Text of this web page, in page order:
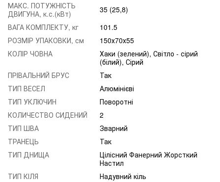
МАКС. ПОТУЖНІСТЬ
ДВИГУНА, к.с.(кВт)
35 (25,8)
ВАГА КОМПЛЕКТУ, кг
101.5
РОЗМІР УПАКОВКИ, см
150х70х55
КОЛІР ЧОВНА
Хаки (зелений), Світло - сірий
(білий), Сірий
ПРІВАЛЬНИЙ БРУС
Так
ТИП ВЕСЕЛ
Алюмінієві
ТИП УКЛЮЧИН
Поворотні
КОЛИЧЕСТВО СИДЕНИЙ
2
ТИП ШВА
Зварний
ТРАНЕЦЬ
Так
ТИП ДНИЩА
Цілісний Фанерний Жорсткий
Настил
ТИП КІЛЯ
Надувний кіль